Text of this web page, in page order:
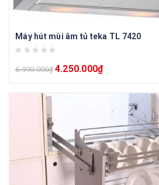
Máy hút mùi âm tủ teka TL 7420
6.990.000₫ 4.250.000₫